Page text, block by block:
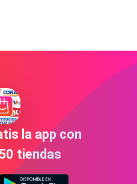
la app con
tiendas